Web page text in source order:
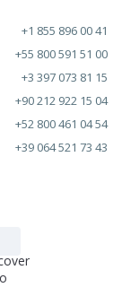
+1 855 896 00 41
+55 800 591 51 00
+3 397 073 81 15
+90 212 922 15 04
+52 800 461 04 54
+39 064 521 73 43